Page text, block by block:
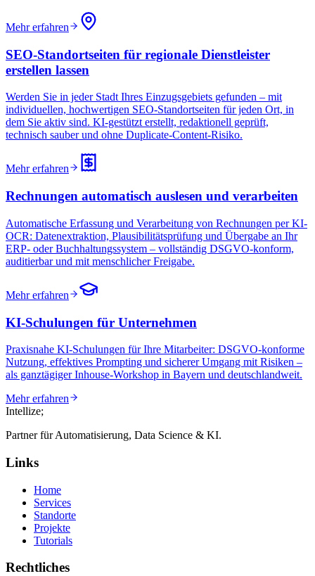
Mehr erfahren
SEO-Standortseiten für regionale Dienstleister
erstellen lassen
Werden Sie in jeder Stadt Ihres Einzugsgebiets gefunden – mit
individuellen, hochwertigen SEO-Standortseiten für jeden Ort, in
dem Sie aktiv sind. KI-gestützt erstellt, redaktionell geprüft,
technisch sauber und ohne Duplicate-Content-Risiko.
Mehr erfahren
Rechnungen automatisch auslesen und verarbeiten
Automatische Erfassung und Verarbeitung von Rechnungen per KI-
OCR: Datenextraktion, Plausibilitätsprüfung und Übergabe an Ihr
ERP- oder Buchhaltungssystem – vollständig DSGVO-konform,
auditierbar und mit menschlicher Freigabe.
Mehr erfahren
KI-Schulungen für Unternehmen
Praxisnahe KI-Schulungen für Ihre Mitarbeiter: DSGVO-konforme
Nutzung, effektives Prompting und sicherer Umgang mit Risiken –
als ganztägiger Inhouse-Workshop in Bayern und deutschlandweit.
Mehr erfahren
Intellize;
Partner für Automatisierung, Data Science & KI.
Links
Home
Services
Standorte
Projekte
Tutorials
Rechtliches